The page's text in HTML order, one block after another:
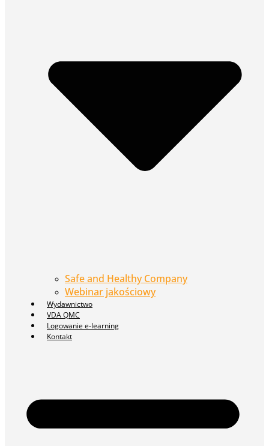
Safe and Healthy Company
Webinar jakościowy
Wydawnictwo
VDA QMC
Logowanie e-learning
Kontakt